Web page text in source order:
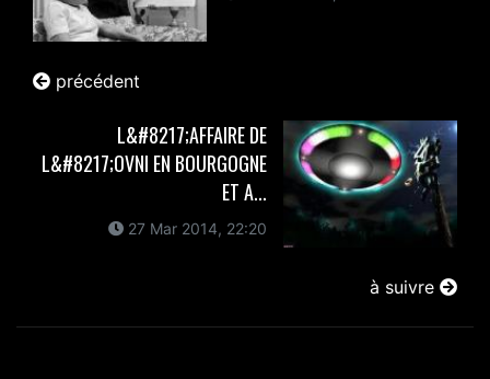
précédent
L&#8217;AFFAIRE DE
L&#8217;OVNI EN BOURGOGNE
ET A...
27 Mar 2014, 22:20
à suivre